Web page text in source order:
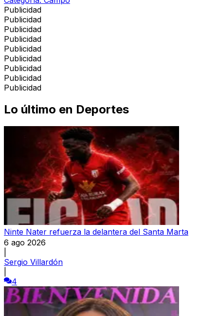
Publicidad
Publicidad
Publicidad
Publicidad
Publicidad
Publicidad
Publicidad
Publicidad
Publicidad
Lo último en Deportes
Ninte Nater refuerza la delantera del Santa Marta
6 ago 2026
Sergio Villardón
4